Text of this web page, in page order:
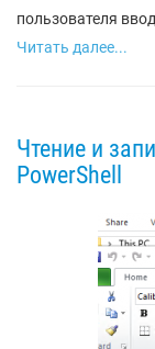
пользователя
Читать далее...
Чтение и
PowerShell